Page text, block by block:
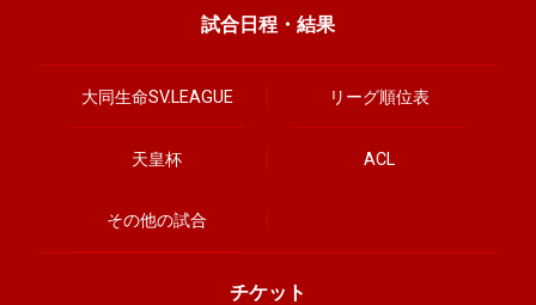
試合日程・結果
大同生命SV.LEAGUE リーグ順位表
天皇杯 ACL
その他の試合
チケット